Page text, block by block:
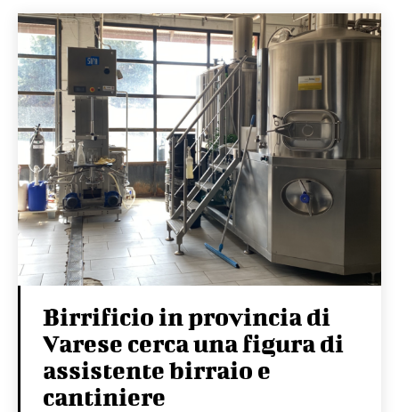
Birrificio in provincia di
Varese cerca una figura di
assistente birraio e
cantiniere